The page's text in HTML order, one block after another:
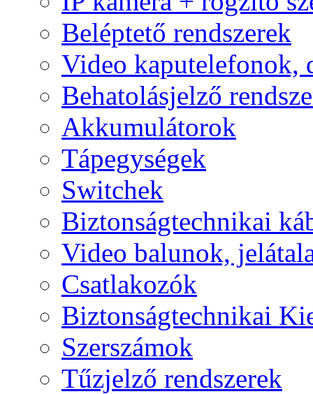
Beléptető rendszerek
Video kaputelefonok,
Behatolásjelző
Akkumulátorok
Tápegységek
Switchek
Biztonságtechnikai
Video balunok,
Csatlakozók
Biztonságtechnikai
Szerszámok
Tűzjelző rendszerek